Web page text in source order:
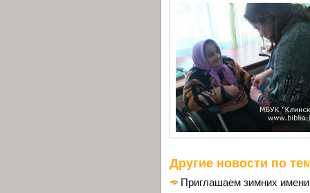
Другие новости по
Приглашаем зимних